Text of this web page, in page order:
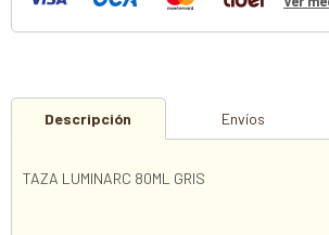
Descripción Envíos
TAZA LUMINARC 80ML GRIS